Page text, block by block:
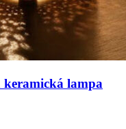
keramická lampa